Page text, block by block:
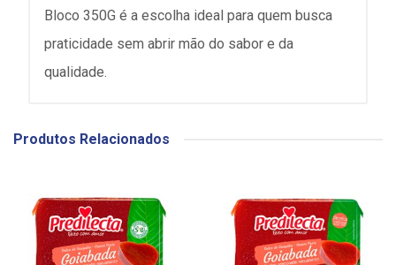
Bloco 350G é a escolha ideal para quem busca
praticidade sem abrir mão do sabor e da
qualidade.
Produtos Relacionados